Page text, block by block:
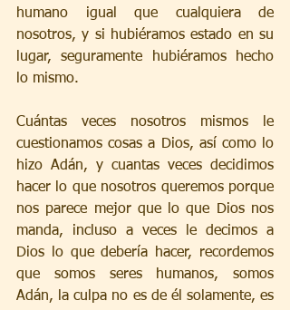
humano igual que cualquiera de
nosotros, y si hubiéramos estado en su
lugar, seguramente hubiéramos hecho
lo mismo.
Cuántas veces nosotros mismos le
cuestionamos cosas a Dios, así como lo
hizo Adán, y cuantas veces decidimos
hacer lo que nosotros queremos porque
nos parece mejor que lo que Dios nos
manda, incluso a veces le decimos a
Dios lo que debería hacer, recordemos
que somos seres humanos, somos
Adán, la culpa no es de él solamente, es